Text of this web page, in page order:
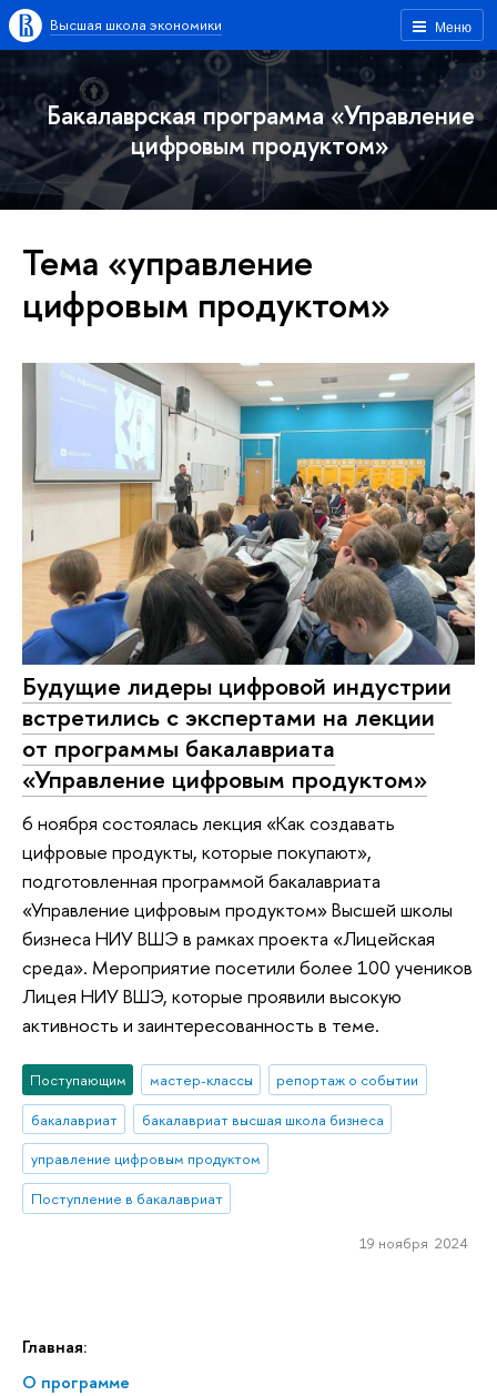
Меню
Высшая школа экономики
Бакалаврская программа «Управление
цифровым продуктом»
Главная:
О программе
Тема «управление
цифровым продуктом»
Будущие лидеры цифровой индустрии
встретились с экспертами на лекции
от программы бакалавриата
«Управление цифровым продуктом»
6 ноября состоялась лекция «Как создавать
цифровые продукты, которые покупают»,
подготовленная программой бакалавриата
«Управление цифровым продуктом» Высшей школы
бизнеса НИУ ВШЭ в рамках проекта «Лицейская
среда». Мероприятие посетили более 100 учеников
Лицея НИУ ВШЭ, которые проявили высокую
активность и заинтересованность в теме.
Поступающим мастер-классы
репортаж о событии
бакалавриат
бакалавриат высшая школа бизнеса
управление цифровым продуктом
Поступление в бакалавриат
19 ноября 2024